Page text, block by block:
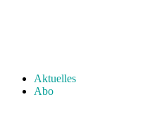
Aktuelles
Abo